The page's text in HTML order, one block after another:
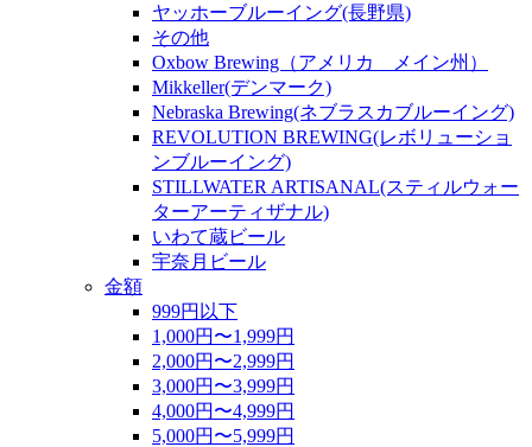
ヤッホーブルーイング(長野県)
その他
Oxbow Brewing（アメリカ メイン州）
Mikkeller(デンマーク)
Nebraska Brewing(ネブラスカブルーイング)
REVOLUTION BREWING(レボリューショ
ンブルーイング)
STILLWATER ARTISANAL(スティルウォー
ターアーティザナル)
いわて蔵ビール
宇奈月ビール
金額
999円以下
1,000円〜1,999円
2,000円〜2,999円
3,000円〜3,999円
4,000円〜4,999円
5,000円〜5,999円